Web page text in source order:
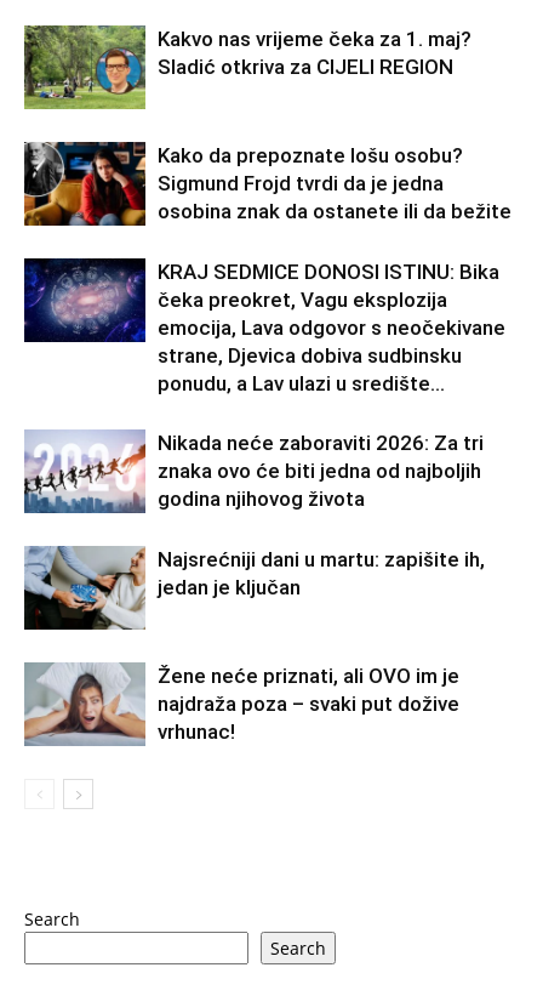
Kakvo nas vrijeme čeka za 1. maj?
Sladić otkriva za CIJELI REGION
Kako da prepoznate lošu osobu?
Sigmund Frojd tvrdi da je jedna
osobina znak da ostanete ili da bežite
KRAJ SEDMICE DONOSI ISTINU: Bika
čeka preokret, Vagu eksplozija
emocija, Lava odgovor s neočekivane
strane, Djevica dobiva sudbinsku
ponudu, a Lav ulazi u središte...
Nikada neće zaboraviti 2026: Za tri
znaka ovo će biti jedna od najboljih
godina njihovog života
Najsrećniji dani u martu: zapišite ih,
jedan je ključan
Žene neće priznati, ali OVO im je
najdraža poza – svaki put dožive
vrhunac!
Search
Search